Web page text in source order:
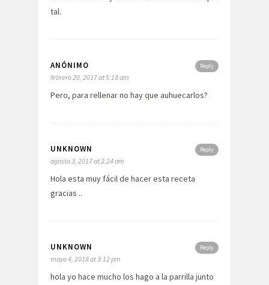
tal.
Reply
ANÓNIMO
febrero 20, 2017 at 5:18 am
Pero, para rellenar no hay que auhuecarlos?
Reply
UNKNOWN
agosto 3, 2017 at 2:24 am
Hola esta muy fácil de hacer esta receta
gracias ..
Reply
UNKNOWN
mayo 4, 2018 at 3:12 pm
hola yo hace mucho los hago a la parrilla junto